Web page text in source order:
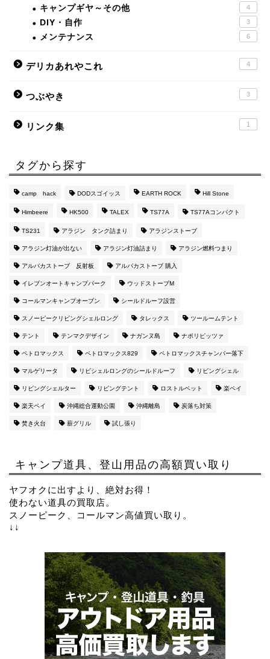
キャンプギヤ～その他 4
DIY・自作 3
メンテナンス 6
デリカあれやこれ 4
つぶやき 3
リンク集 1
タグから探す
camp hack DODスゴイッス EARTH ROCK Hill Stone
Himbeere HK500 TALEX TS77A TS77Aコンパクト
TS231 アラジン タンク詰まり アラジンストーブ
アラジン灯油が出ない アラジン灯油詰まり アラジン燃料つまり
アルパカストーブ 反射板 アルパカストーブ 購入
イレブンオートキャンプパーク ウッドストーブM
コールマンキャンプオーブン シールドルーフ設営
スノーピークリビングシェルロング タレックス ツールームテント
テント テンマクデザイン ナガンヌ島 ナポリピッツァ
ペトロマックス ペトロマックス829 ペトロマックスチャンバー落下
マルゲリータ リビシェルロングのシールドルーフ リビングシェル
リビングシェルター リビングテント ロストルベット 楽ペイ
楽天ペイ 沖縄総合運動公園 沖縄離島 炭落ち対策
焚き火台 薪グリル 試し張り
キャンプ道具、登山用品の高額買い取り
ヤフオクに出すより、絶対お得！
使わない道具の買取店。
スノーピーク、コールマン高値買い取り。
↓↓